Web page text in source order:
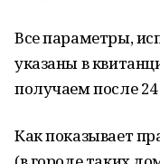
Все параметры,
указаны в
получаем после
Как показывает